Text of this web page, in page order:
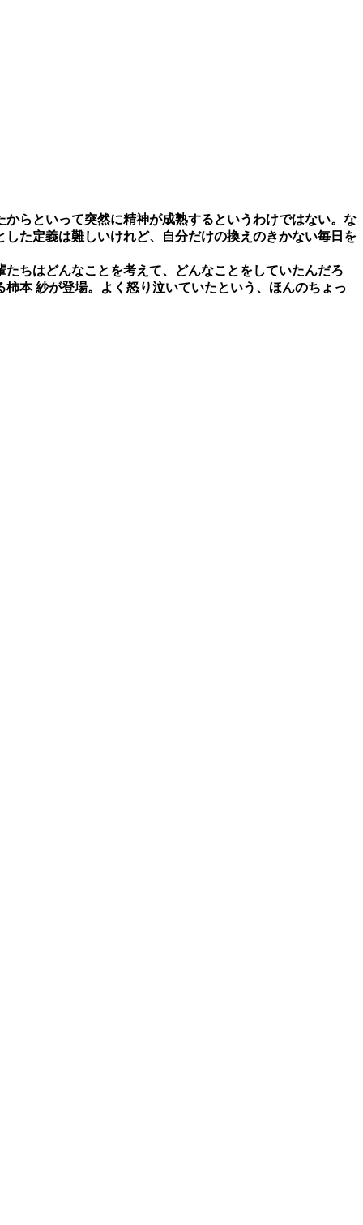
らといって突然に精神が成熟するというわけではない。な
た定義は難しいけれど、自分だけの換えのきかない毎日を
ちはどんなことを考えて、どんなことをしていたんだろ
本 紗が登場。よく怒り泣いていたという、ほんのちょっ